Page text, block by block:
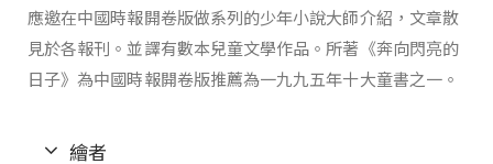
應邀在中國時報開卷版做系列的少年小說大師介紹，文章散
見於各報刊。並譯有數本兒童文學作品。所著《奔向閃亮的
日子》為中國時報開卷版推薦為一九九五年十大童書之一。
繪者